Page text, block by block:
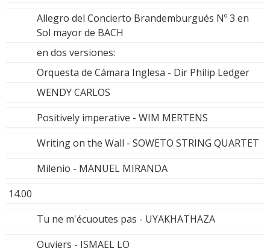
Allegro del Concierto Brandemburgués Nº 3 en
Sol mayor de BACH
en dos versiones:
Orquesta de Cámara Inglesa - Dir Philip Ledger
WENDY CARLOS
Positively imperative - WIM MERTENS
Writing on the Wall - SOWETO STRING QUARTET
Milenio - MANUEL MIRANDA
14.00
Tu ne m'écuoutes pas - UYAKHATHAZA
Ouviers - ISMAEL LO